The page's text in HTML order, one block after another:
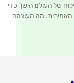
הישן" כדי
העוצמה